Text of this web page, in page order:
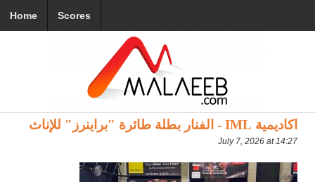
Home Scores
اكاديمية IML - الفنار بطلة طائرة "براينرز" للإناث
July 7, 2026 at 14:27